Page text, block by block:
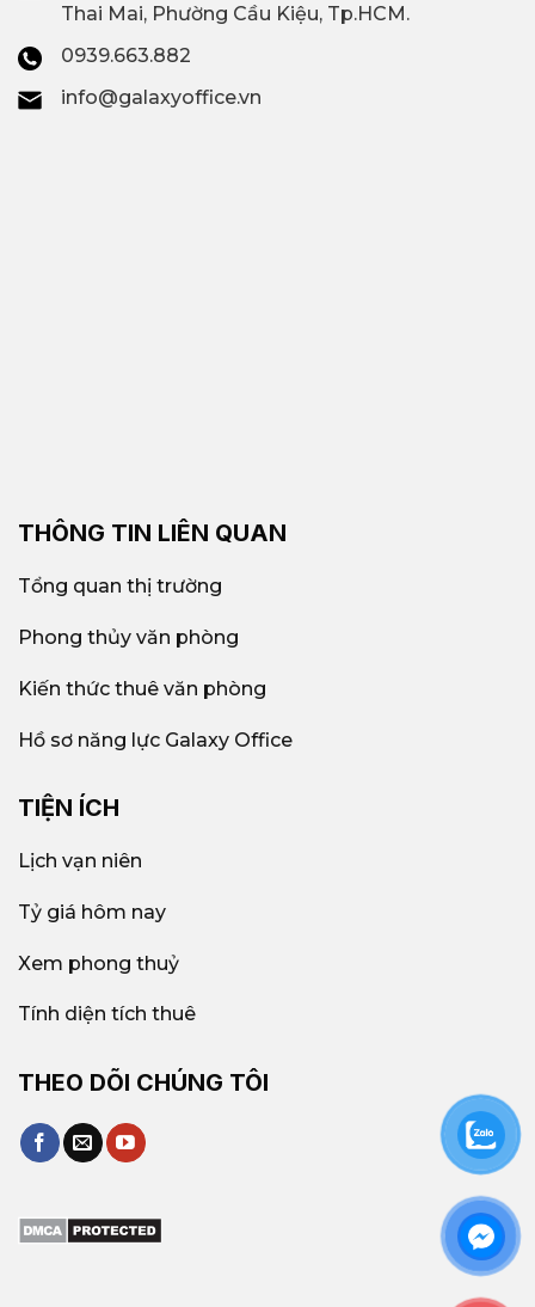
Thai Mai, Phường Cầu Kiệu, Tp.HCM.
0939.663.882
info@galaxyoffice.vn
THÔNG TIN LIÊN QUAN
Tổng quan thị trường
Phong thủy văn phòng
Kiến thức thuê văn phòng
Hồ sơ năng lực Galaxy Office
TIỆN ÍCH
Lịch vạn niên
Tỷ giá hôm nay
Xem phong thuỷ
Tính diện tích thuê
THEO DÕI CHÚNG TÔI